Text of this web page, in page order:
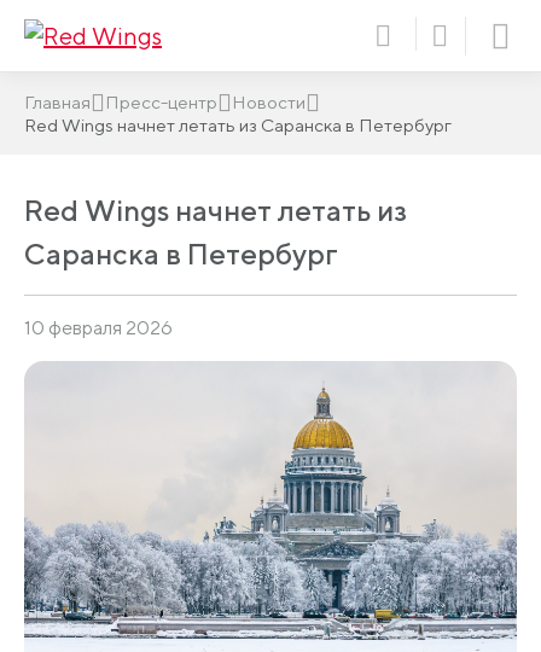
Главная Пресс-центр
Новости
Red Wings начнет летать из Саранска в Петербург
Red Wings начнет летать из
Саранска в Петербург
10 февраля 2026